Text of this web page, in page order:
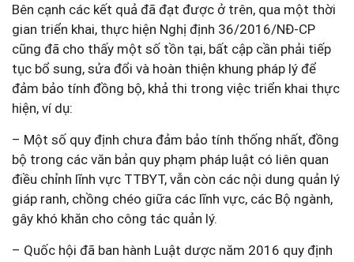
Bên cạnh các kết quả đã đạt được ở trên, qua một thời
gian triển khai, thực hiện Nghị định 36/2016/NĐ-CP
cũng đã cho thấy một số tồn tại, bất cập cần phải tiếp
tục bổ sung, sửa đổi và hoàn thiện khung pháp lý để
đảm bảo tính đồng bộ, khả thi trong việc triển khai thực
hiện, ví dụ:
– Một số quy định chưa đảm bảo tính thống nhất, đồng
bộ trong các văn bản quy phạm pháp luật có liên quan
điều chỉnh lĩnh vực TTBYT, vẫn còn các nội dung quản lý
giáp ranh, chồng chéo giữa các lĩnh vực, các Bộ ngành,
gây khó khăn cho công tác quản lý.
– Quốc hội đã ban hành Luật dược năm 2016 quy định